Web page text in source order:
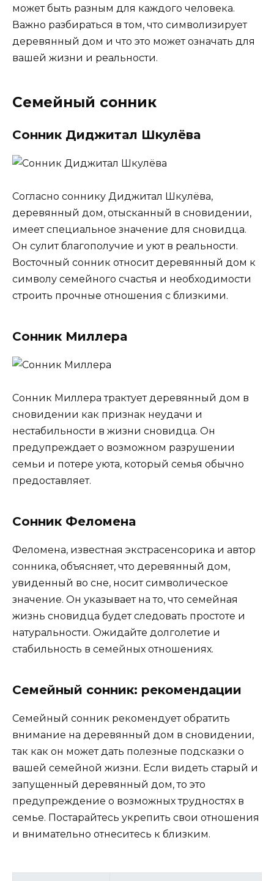
может быть разным для каждого человека.
Важно разбираться в том, что символизирует
деревянный дом и что это может означать для
вашей жизни и реальности.
Семейный сонник
Сонник Диджитал Шкулёва
Согласно соннику Диджитал Шкулёва,
деревянный дом, отысканный в сновидении,
имеет специальное значение для сновидца.
Он сулит благополучие и уют в реальности.
Восточный сонник относит деревянный дом к
символу семейного счастья и необходимости
строить прочные отношения с близкими.
Сонник Миллера
Сонник Миллера трактует деревянный дом в
сновидении как признак неудачи и
нестабильности в жизни сновидца. Он
предупреждает о возможном разрушении
семьи и потере уюта, который семья обычно
предоставляет.
Сонник Феломена
Феломена, известная экстрасенсорика и автор
сонника, объясняет, что деревянный дом,
увиденный во сне, носит символическое
значение. Он указывает на то, что семейная
жизнь сновидца будет следовать простоте и
натуральности. Ожидайте долголетие и
стабильность в семейных отношениях.
Семейный сонник: рекомендации
Семейный сонник рекомендует обратить
внимание на деревянный дом в сновидении,
так как он может дать полезные подсказки о
вашей семейной жизни. Если видеть старый и
запущенный деревянный дом, то это
предупреждение о возможных трудностях в
семье. Постарайтесь укрепить свои отношения
и внимательно отнеситесь к близким.